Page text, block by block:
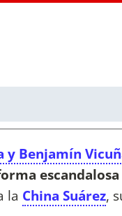
y Benjamín
escandalosa
la China Suárez,